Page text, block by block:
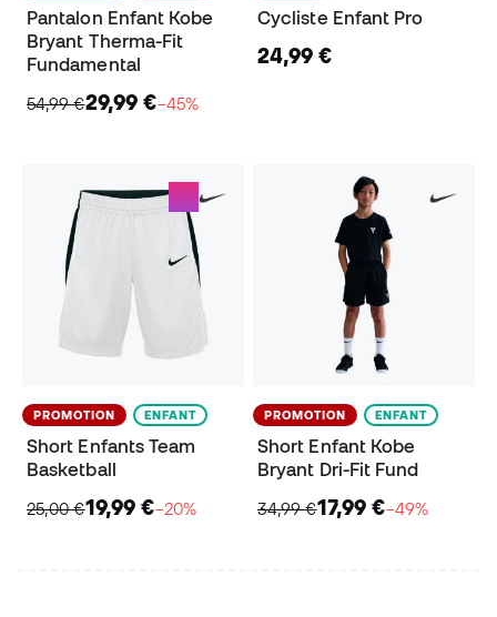
Pantalon Enfant Kobe
Bryant Therma-Fit
Fundamental
54,99 €29,99 €−45%
Cycliste Enfant Pro
24,99 €
PROMOTION ENFANT
Short Enfants Team
Basketball
25,00 €19,99 €−20%
PROMOTION ENFANT
Short Enfant Kobe
Bryant Dri-Fit Fund
34,99 €17,99 €−49%